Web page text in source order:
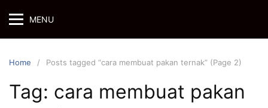
content
MENU
Home Posts tagged “cara membuat pakan ternak” (Page 2)
Tag: cara membuat pakan